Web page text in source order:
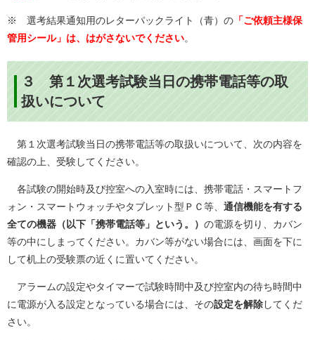
※ 選考結果通知用のレターパックライト（青）の 「ご依頼主様保
管用シール​」は、はがさないでください。
３ 第１次選考試験当日の携帯電話等の取
扱いについて
第１次選考試験当日の携帯電話等の取扱いについて、次の内容を
確認の上、受験してください。
各試験の開始時及び控室への入室時には、携帯電話・スマートフ
ォン・スマートウォッチやタブレット型ＰＣ等、 通信機能を有する
全ての機器（以下「携帯電話等」という。） の電源を切り、カバン
等の中にしまってください。カバン等がない場合には、画面を下に
して机上の受験票の近くに置いてください。
アラームの設定やタイマーで試験時間中及び控室内の待ち時間中
に電源が入る設定となっている場合には、その設定を解除してくだ
さい。